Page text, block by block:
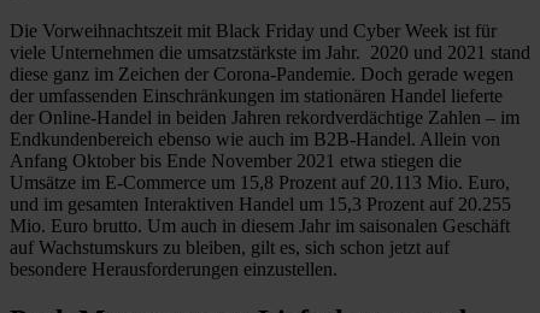
Die Vorweihnachtszeit mit Black Friday und Cyber Week ist für
viele Unternehmen die umsatzstärkste im Jahr. 2020 und 2021 stand
diese ganz im Zeichen der Corona-Pandemie. Doch gerade wegen
der umfassenden Einschränkungen im stationären Handel lieferte
der Online-Handel in beiden Jahren rekordverdächtige Zahlen – im
Endkundenbereich ebenso wie auch im B2B-Handel. Allein von
Anfang Oktober bis Ende November 2021 etwa stiegen die
Umsätze im E-Commerce um 15,8 Prozent auf 20.113 Mio. Euro,
und im gesamten Interaktiven Handel um 15,3 Prozent auf 20.255
Mio. Euro brutto. Um auch in diesem Jahr im saisonalen Geschäft
auf Wachstumskurs zu bleiben, gilt es, sich schon jetzt auf
besondere Herausforderungen einzustellen.